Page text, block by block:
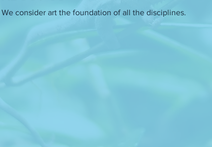
We consider art the foundation of all the disciplines.